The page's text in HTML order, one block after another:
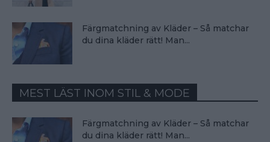
Färgmatchning av Kläder – Så matchar
du dina kläder rätt! Man...
MEST LÄST INOM STIL & MODE
Färgmatchning av Kläder – Så matchar
du dina kläder rätt! Man...